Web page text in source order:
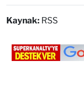
Kaynak: RSS